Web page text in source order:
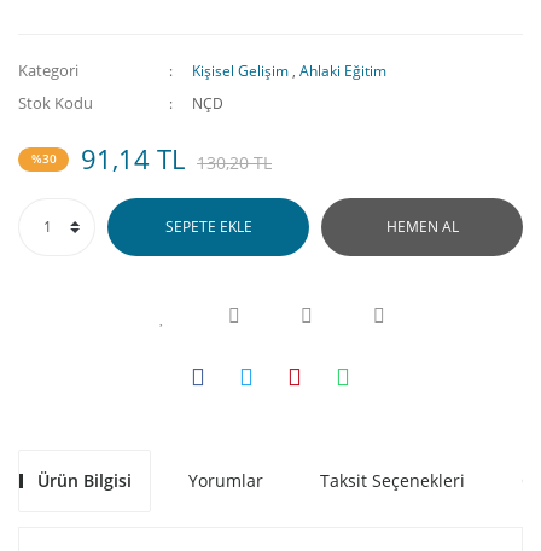
Kategori Kişisel Gelişim ,Ahlaki Eğitim
Stok Kodu NÇD
%30 91,14 TL 130,20 TL
SEPETE EKLE HEMEN AL
Ürün Bilgisi Yorumlar Taksit Seçenekleri